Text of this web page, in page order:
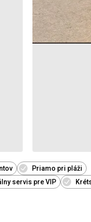
Priamo pri pláži
servis pre VIP